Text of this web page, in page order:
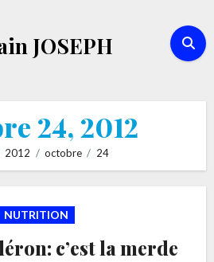
JOSEPH
24, 2012
2012 octobre 24
NUTRITION
c’est la merde